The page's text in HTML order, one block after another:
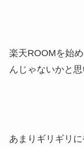
楽天ROOMを始
んじゃないかと思
あまりギリギリ